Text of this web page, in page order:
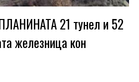
21 тунел и 52
железница кон